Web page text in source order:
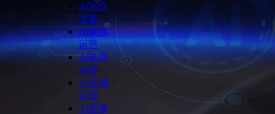
Ai写作
文案
Ai媒体
运营
Ai电商
运营
AI直播
运营
Ai图像